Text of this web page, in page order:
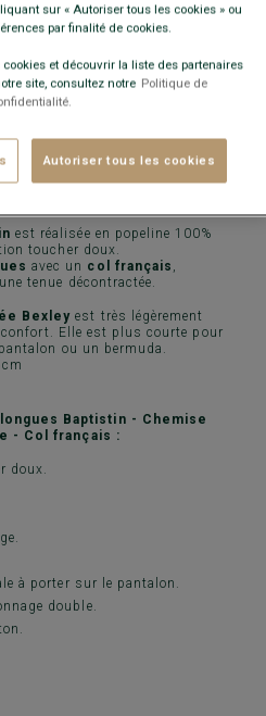
Chronopost Express
!
& FABRICATION
est réalisée en popeline 100%
toucher doux.
avec un col français ,
tenue décontractée.
Bexley est très légèrement
Elle est plus courte pour
ou un bermuda.
Baptistin - Chemise
- Col français :
doux.
à porter sur le pantalon.
double.
sur « Autoriser tous les cookies » ou
par finalité de cookies.
et découvrir la liste des partenaires
site, consultez notre Politique de
Autoriser tous les cookies